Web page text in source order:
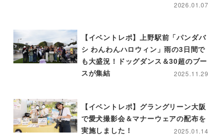
2026.01.07
【イベントレポ】上野駅前「パンダバ
シ わんわんハロウィン」雨の3日間で
も大盛況！ドッグダンス＆30超のブー
スが集結
2025.11.29
【イベントレポ】グラングリーン大阪
で愛犬撮影会＆マナーウェアの配布を
実施しました！
2025.01.14